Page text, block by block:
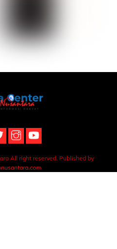
Back
To
All right reserved. Published by